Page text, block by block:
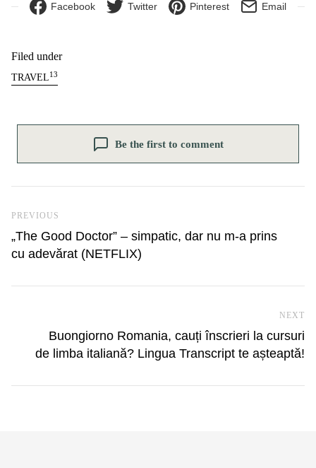
Facebook Twitter Pinterest Email
Filed under
TRAVEL13
Be the first to comment
Previous Post
PREVIOUS
„The Good Doctor” – simpatic, dar nu m-a prins
cu adevărat (NETFLIX)
NEXT
Buongiorno Romania, cauți înscrieri la cursuri
de limba italiană? Lingua Transcript te așteaptă!